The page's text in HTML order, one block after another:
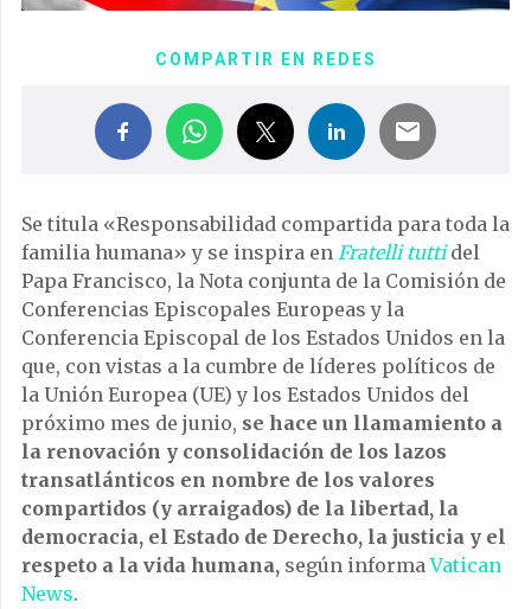
COMPARTIR EN REDES
Se titula «Responsabilidad compartida para toda la
familia humana» y se inspira en Fratelli tuttidel
Papa Francisco, la Nota conjunta de la Comisión de
Conferencias Episcopales Europeas y la
Conferencia Episcopal de los Estados Unidos en la
que, con vistas a la cumbre de líderes políticos de
la Unión Europea (UE) y los Estados Unidos del
próximo mes de junio, se hace un llamamiento a
la renovación y consolidación de los lazos
transatlánticos en nombre de los valores
compartidos (y arraigados) de la libertad, la
democracia, el Estado de Derecho, la justicia y el
respeto a la vida humana, según informaVatican
News.